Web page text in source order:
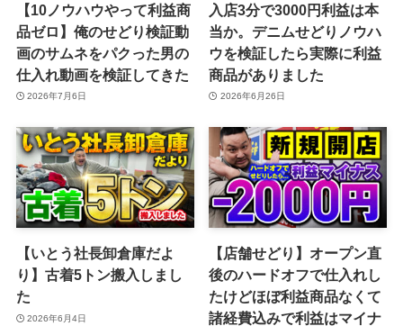
【10ノウハウやって利益商
品ゼロ】俺のせどり検証動
画のサムネをパクった男の
仕入れ動画を検証してきた
2026年7月6日
入店3分で3000円利益は本
当か。デニムせどりノウハ
ウを検証したら実際に利益
商品がありました
2026年6月26日
【いとう社長卸倉庫だよ
り】古着5トン搬入しまし
た
2026年6月4日
【店舗せどり】オープン直
後のハードオフで仕入れし
たけどほぼ利益商品なくて
諸経費込みで利益はマイナ